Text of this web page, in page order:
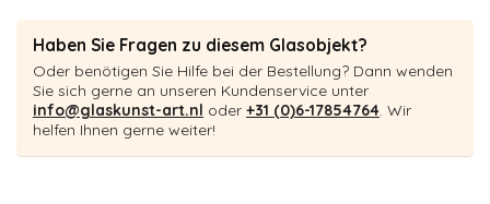
Haben Sie Fragen zu diesem Glasobjekt?
Oder benötigen Sie Hilfe bei der Bestellung? Dann wenden
Sie sich gerne an unseren Kundenservice unter
info@glaskunst-art.nl oder +31 (0)6-17854764. Wir
helfen Ihnen gerne weiter!